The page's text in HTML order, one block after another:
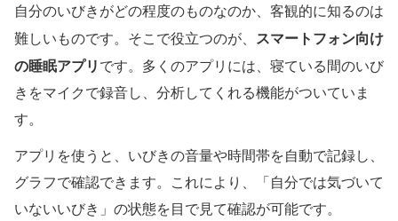
自分のいびきがどの程度のものなのか、客観的に知るのは
難しいものです。そこで役立つのが、
スマートフォン向け
の睡眠アプリ です。多くのアプリには、寝ている間のいび
きをマイクで録音し、分析してくれる機能がついていま
す。
アプリを使うと、いびきの音量や時間帯を自動で記録し、
グラフで確認できます。これにより、「自分では気づいて
いないいびき」の状態を目で見て確認が可能です。